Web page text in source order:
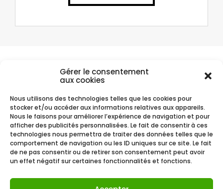
Gérer le consentement
aux cookies
Nous utilisons des technologies telles que les cookies pour
stocker et/ou accéder aux informations relatives aux appareils.
Nous le faisons pour améliorer l’expérience de navigation et pour
afficher des publicités personnalisées. Le fait de consentir à ces
technologies nous permettra de traiter des données telles que le
comportement de navigation ou les ID uniques sur ce site. Le fait
de ne pas consentir ou de retirer son consentement peut avoir
un effet négatif sur certaines fonctionnalités et fonctions.
Compte client
commandes sur votre compte client.
Mon compte